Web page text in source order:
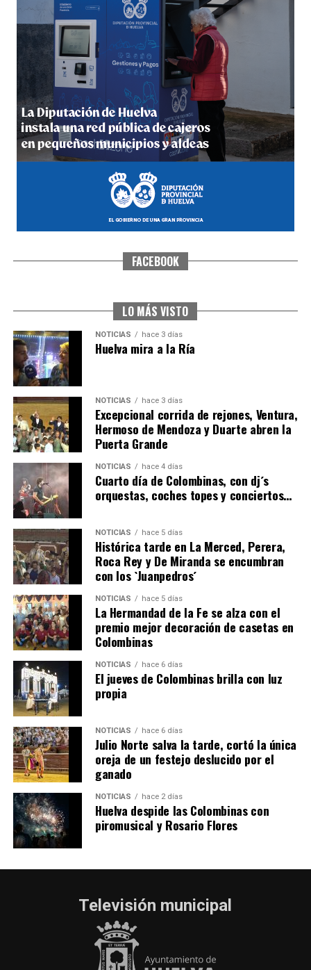
SEXTA CORRIDA DE LAS FIESTAS COLOMBINAS
2026
hace 2 días·Huelvatv
QUINTA CORRIDA DE LAS FIESTAS COLOMBINAS
2026
hace 3 días Huelvatv
5º DÍA DE LAS FIESTAS COLOMBINAS 2026
hace 3 días· Huelvatv
FACEBOOK
LO MÁS VISTO
NOTICIAS hace 3 días
Huelva mira a la Ría
NOTICIAS hace 3 días
Excepcional corrida de rejones, Ventura,
Hermoso de Mendoza y Duarte abren la
Puerta Grande
NOTICIAS hace 4 días
Cuarto día de Colombinas, con dj´s
orquestas, coches topes y conciertos…
NOTICIAS hace 5 días
Histórica tarde en La Merced, Perera,
Roca Rey y De Miranda se encumbran
con los `Juanpedros´
NOTICIAS hace 5 días
La Hermandad de la Fe se alza con el
premio mejor decoración de casetas en
Colombinas
NOTICIAS hace 6 días
El jueves de Colombinas brilla con luz
propia
NOTICIAS hace 6 días
Julio Norte salva la tarde, cortó la única
oreja de un festejo deslucido por el
ganado
NOTICIAS hace 2 días
Huelva despide las Colombinas con
piromusical y Rosario Flores
Televisión municipal